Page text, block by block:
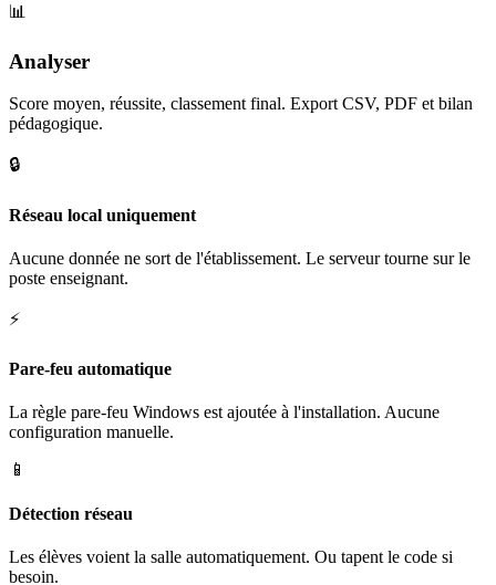
📊
Analyser
Score moyen, réussite, classement final. Export CSV, PDF et bilan
pédagogique.
🔒
Réseau local uniquement
Aucune donnée ne sort de l'établissement. Le serveur tourne sur le
poste enseignant.
⚡
Pare-feu automatique
La règle pare-feu Windows est ajoutée à l'installation. Aucune
configuration manuelle.
📱
Détection réseau
Les élèves voient la salle automatiquement. Ou tapent le code si
besoin.